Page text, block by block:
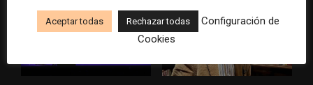
Aceptar todas Rechazar todas
Configuración de
Cookies